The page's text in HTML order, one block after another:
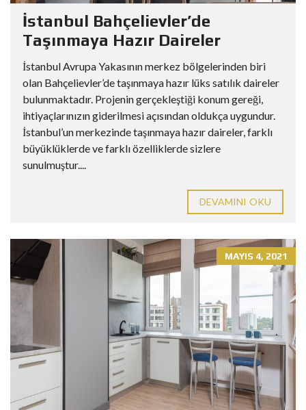
İstanbul Bahçelievler’de
Taşınmaya Hazır Daireler
İstanbul Avrupa Yakasının merkez bölgelerinden biri
olan Bahçelievler’de taşınmaya hazır lüks satılık daireler
bulunmaktadır. Projenin gerçekleştiği konum gereği,
ihtiyaçlarınızın giderilmesi açısından oldukça uygundur.
İstanbul’un merkezinde taşınmaya hazır daireler, farklı
büyüklüklerde ve farklı özelliklerde sizlere
sunulmuştur....
DEVAMINI OKU
MAYIS 4, 2021